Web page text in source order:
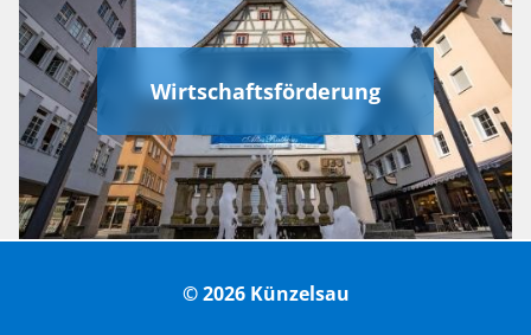
Wirtschaftsförderung
© 2026 Künzelsau